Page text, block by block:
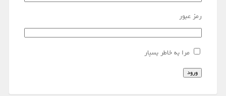
رمز عبور
مرا به خاطر بسپار
ورود